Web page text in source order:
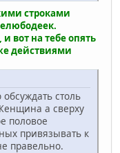
строками
вот на тебе опять
действиями
столь
а сверху
половое
привязывать к
правельно.